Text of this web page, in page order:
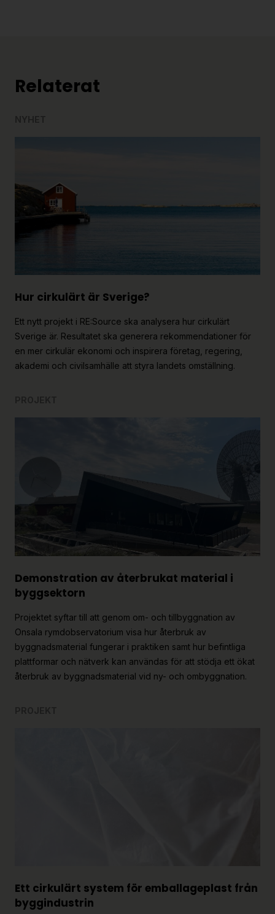
Relaterat
Hur cirkulärt är Sverige?
Ett nytt projekt i RE:Source ska analysera hur cirkulärt
Sverige är. Resultatet ska generera rekommendationer för
en mer cirkulär ekonomi och inspirera företag, regering,
akademi och civilsamhälle att styra landets omställning.
Demonstration av återbrukat material i
byggsektorn
Projektet syftar till att genom om- och tillbyggnation av
Onsala rymdobservatorium visa hur återbruk av
byggnadsmaterial fungerar i praktiken samt hur befintliga
plattformar och nätverk kan användas för att stödja ett ökat
återbruk av byggnadsmaterial vid ny- och ombyggnation.
Ett cirkulärt system för emballageplast från
byggindustrin